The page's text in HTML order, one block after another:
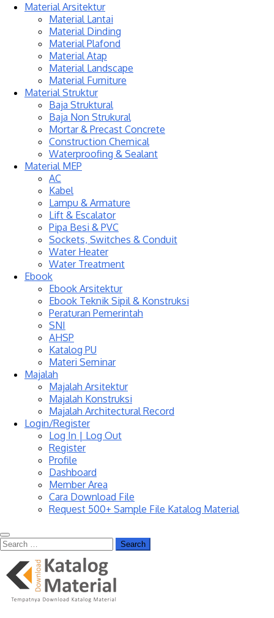
Material Arsitektur
Material Lantai
Material Dinding
Material Plafond
Material Atap
Material Landscape
Material Furniture
Material Struktur
Baja Struktural
Baja Non Strukural
Mortar & Precast Concrete
Construction Chemical
Waterproofing & Sealant
Material MEP
AC
Kabel
Lampu & Armature
Lift & Escalator
Pipa Besi & PVC
Sockets, Switches & Conduit
Water Heater
Water Treatment
Ebook
Ebook Arsitektur
Ebook Teknik Sipil & Konstruksi
Peraturan Pemerintah
SNI
AHSP
Katalog PU
Materi Seminar
Majalah
Majalah Arsitektur
Majalah Konstruksi
Majalah Architectural Record
Login/Register
Log In | Log Out
Register
Profile
Dashboard
Member Area
Cara Download File
Request 500+ Sample File Katalog Material